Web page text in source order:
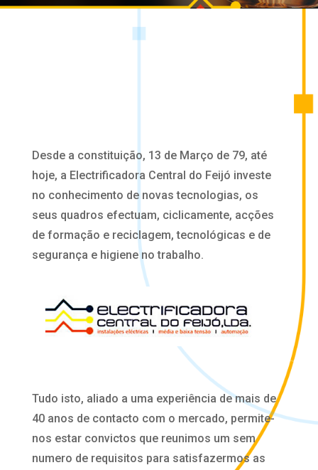
Desde a constituição, 13 de Março de 79, até
hoje, a Electrificadora Central do Feijó investe
no conhecimento de novas tecnologias, os
seus quadros efectuam, ciclicamente, acções
de formação e reciclagem, tecnológicas e de
segurança e higiene no trabalho.
Tudo isto, aliado a uma experiência de mais de
40 anos de contacto com o mercado, permite-
nos estar convictos que reunimos um sem
numero de requisitos para satisfazermos as